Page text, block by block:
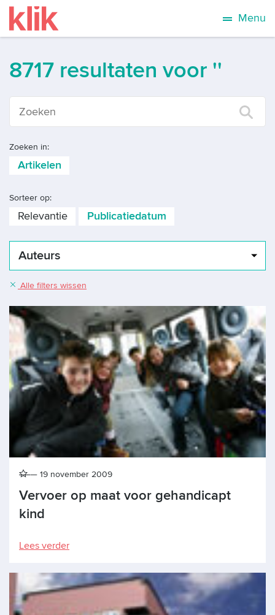
Menu
Auteurs
Alle filters wissen
8717 resultaten voor ''
Zoeken in:
Artikelen
Sorteer op:
Relevantie Publicatiedatum
Vervoer op maat voor gehandicapt
kind
19 november 2009
Lees verder